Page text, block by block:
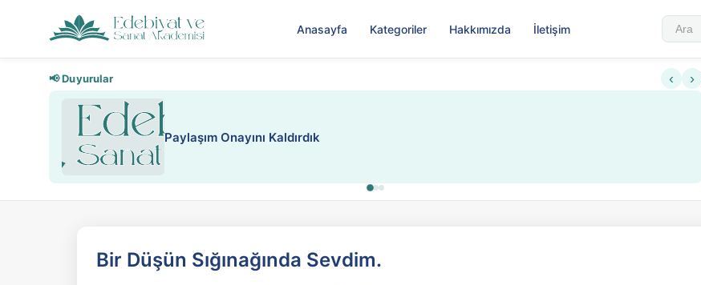
Anasayfa Kategoriler Hakkımızda İletişim
📢 Duyurular ‹ ›
Nadir içeriklere kısıtlama ve kredi sistemi getirildi
Bir Düşün Sığınağında Sevdim.